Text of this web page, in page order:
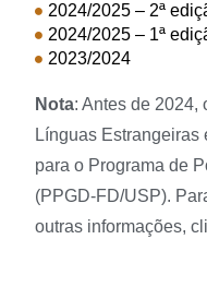
2024/2025 – 2ª
2024/2025 – 1ª
2023/2024
Nota: Antes de 2024,
Línguas
para o Programa de
(PPGD-FD/USP).
outras informações,